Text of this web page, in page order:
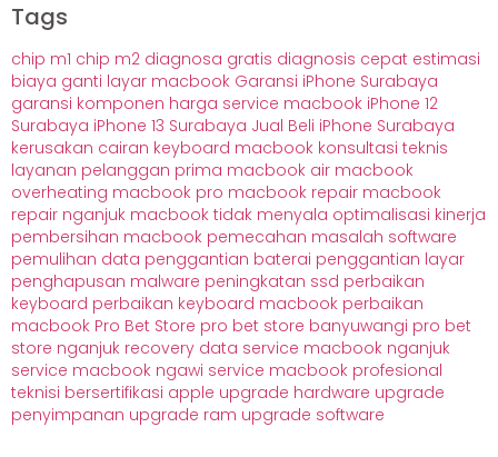
Tags
chip m1 chip m2 diagnosa gratis diagnosis cepat estimasi
biaya ganti layar macbook Garansi iPhone Surabaya
garansi komponen harga service macbook iPhone 12
Surabaya iPhone 13 Surabaya Jual Beli iPhone Surabaya
kerusakan cairan keyboard macbook konsultasi teknis
layanan pelanggan prima macbook air macbook
overheating macbook pro macbook repair macbook
repair nganjuk macbook tidak menyala optimalisasi kinerja
pembersihan macbook pemecahan masalah software
pemulihan data penggantian baterai penggantian layar
penghapusan malware peningkatan ssd perbaikan
keyboard perbaikan keyboard macbook perbaikan
macbook Pro Bet Store pro bet store banyuwangi pro bet
store nganjuk recovery data service macbook nganjuk
service macbook ngawi service macbook profesional
teknisi bersertifikasi apple upgrade hardware upgrade
penyimpanan upgrade ram upgrade software